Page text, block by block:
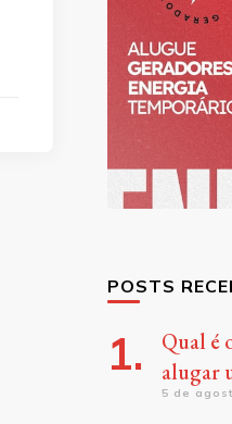
POSTS
Qual é
alugar
5 de